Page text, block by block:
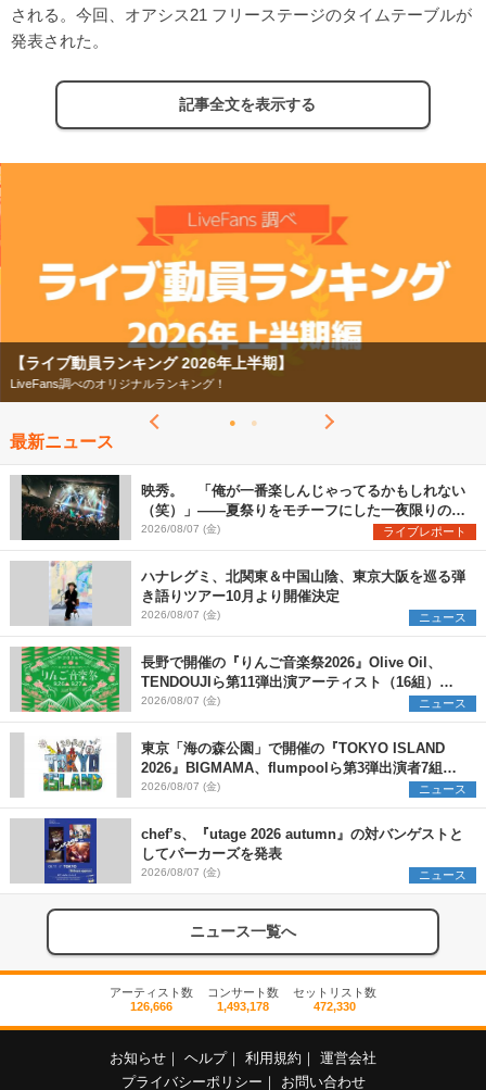
される。今回、オアシス21 フリーステージのタイムテーブルが
発表された。
記事全文を表示する
【ライブ動員ランキング 2026年上半期】
LiveFans調べのオリジナルランキング！
最新ニュース
映秀。 「俺が一番楽しんじゃってるかもしれない
（笑）」――夏祭りをモチーフにした一夜限りのス
ペシャルライブ『色祭』レポート
2026/08/07 (金) ライブレポート
ハナレグミ、北関東＆中国山陰、東京大阪を巡る弾
き語りツアー10月より開催決定
2026/08/07 (金) ニュース
長野で開催の『りんご音楽祭2026』Olive Oil、
TENDOUJIら第11弾出演アーティスト（16組）を
発表
2026/08/07 (金) ニュース
東京「海の森公園」で開催の『TOKYO ISLAND
2026』BIGMAMA、flumpoolら第3弾出演者7組を
発表 ワークショップ・アート出展者を募集
2026/08/07 (金) ニュース
chef’s、『utage 2026 autumn』の対バンゲストと
してパーカーズを発表
2026/08/07 (金) ニュース
ニュース一覧へ
アーティスト数
126,666
コンサート数
1,493,178
セットリスト数
472,330
お知らせ ヘルプ 利用規約
運営会社
プライバシーポリシー
お問い合わせ